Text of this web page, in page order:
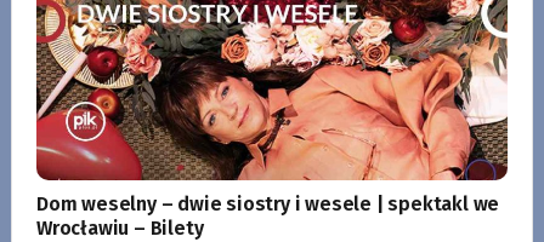
Dom weselny – dwie siostry i wesele | spektakl we
Wrocławiu – Bilety